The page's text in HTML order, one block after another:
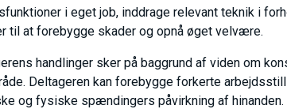
i eget job, inddrage relevant teknik i
til at forebygge skader og opnå øget velvære.
handlinger sker på baggrund af viden om
Deltageren kan forebygge forkerte
og fysiske spændingers påvirkning af hinanden.